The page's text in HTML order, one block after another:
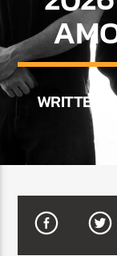
CURRENT TRACK
TITLE
CURRENT SHOW
12:00 AM 2:00
WRITTEN